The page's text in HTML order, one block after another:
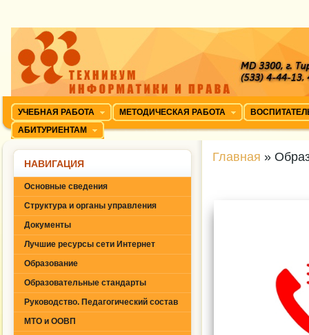
УЧЕБНАЯ РАБОТА МЕТОДИЧЕСКАЯ РАБОТА
АБИТУРИЕНТАМ
Главная »
НАВИГАЦИЯ
Основные сведения
Структура и органы управления
Документы
Лучшие ресурсы сети Интернет
Образование
Образовательные стандарты
Руководство. Педагогический состав
МТО и ООВП